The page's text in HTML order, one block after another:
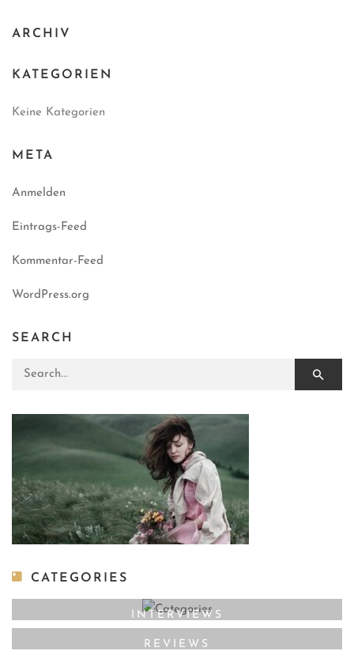
ARCHIV
KATEGORIEN
Keine Kategorien
META
Anmelden
Eintrags-Feed
Kommentar-Feed
WordPress.org
SEARCH
Search for:
CATEGORIES
INTERVIEWS
REVIEWS